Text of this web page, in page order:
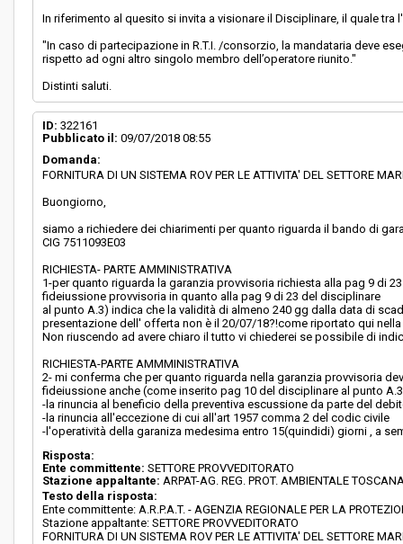
In riferimento al quesito si invita a visionare il Disciplinare, il quale tra
"In caso di partecipazione in R.T.I. /consorzio, la mandataria deve
rispetto ad ogni altro singolo membro dell’operatore riunito."
Distinti saluti.
ID: 322161
Pubblicato il: 09/07/2018 08:55
Domanda:
FORNITURA DI UN SISTEMA ROV PER LE ATTIVITA' DEL SETTORE
Buongiorno,
siamo a richiedere dei chiarimenti per quanto riguarda il bando di
CIG 7511093E03
RICHIESTA- PARTE AMMINISTRATIVA
1-per quanto riguarda la garanzia provvisoria richiesta alla pag 9 di
fideiussione provvisoria in quanto alla pag 9 di 23 del disciplinare
al punto A.3) indica che la validità di almeno 240 gg dalla data di
presentazione dell' offerta non è il 20/07/18?!come riportato qui
Non riuscendo ad avere chiaro il tutto vi chiederei se possibile di
RICHIESTA-PARTE AMMMINISTRATIVA
2- mi conferma che per quanto riguarda nella garanzia provvisoria
fideiussione anche (come inserito pag 10 del disciplinare al punto
-la rinuncia al beneficio della preventiva escussione da parte del
-la rinuncia all'eccezione di cui all'art 1957 comma 2 del codic civile
-l'operatività della garaniza medesima entro 15(quindidi) giorni , a
Risposta:
Ente committente: SETTORE PROVVEDITORATO
Stazione appaltante: ARPAT-AG. REG. PROT. AMBIENTALE
Testo della risposta:
Ente committente: A.R.P.A.T. - AGENZIA REGIONALE PER LA
Stazione appaltante: SETTORE PROVVEDITORATO
FORNITURA DI UN SISTEMA ROV PER LE ATTIVITA' DEL SETTORE